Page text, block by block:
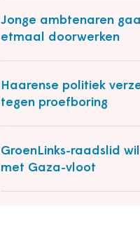
Jonge ambtenaren
etmaal doorwerken
Haarense politiek
tegen proefboring
GroenLinks-raadslid
met Gaza-vloot